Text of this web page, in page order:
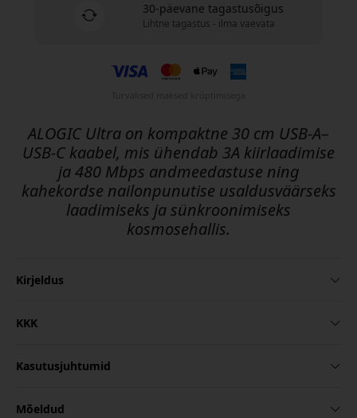
30-päevane tagastusõigus
Lihtne tagastus - ilma vaevata
ALOGIC Ultra on kompaktne 30 cm USB-A–
USB-C kaabel, mis ühendab 3A kiirlaadimise
ja 480 Mbps andmeedastuse ning
kahekordse nailonpunutise usaldusväärseks
laadimiseks ja sünkroonimiseks
kosmosehallis.
Kirjeldus
KKK
Kasutusjuhtumid
Mõeldud